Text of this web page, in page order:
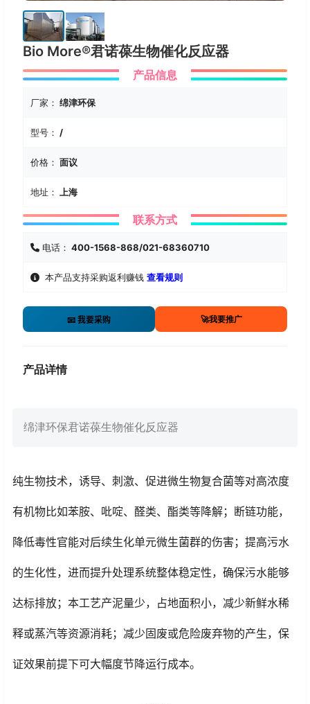
Bio More®君诺葆生物催化反应器
产品信息
厂家： 绵津环保
型号： /
价格： 面议
地址： 上海
联系方式
电话： 400-1568-868/021-68360710
本产品支持采购返利赚钱 查看规则
📧 我要采购 🚀我要推广
产品详情
绵津环保君诺葆生物催化反应器
纯生物技术，诱导、刺激、促进微生物复合菌等对高浓度
有机物比如苯胺、吡啶、醛类、酯类等降解；断链功能，
降低毒性官能对后续生化单元微生菌群的伤害；提高污水
的生化性，进而提升处理系统整体稳定性，确保污水能够
达标排放；本工艺产泥量少，占地面积小，减少新鲜水稀
释或蒸汽等资源消耗；减少固废或危险废弃物的产生，保
证效果前提下可大幅度节降运行成本。